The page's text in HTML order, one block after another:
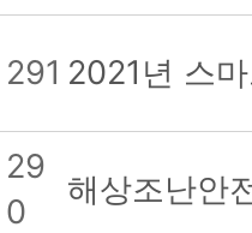
291 2021년 스
29
0
해상조난안